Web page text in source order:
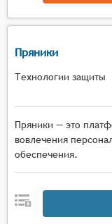
Пряники
Технологии защиты
Пряники — это
вовлечения
обеспечения.